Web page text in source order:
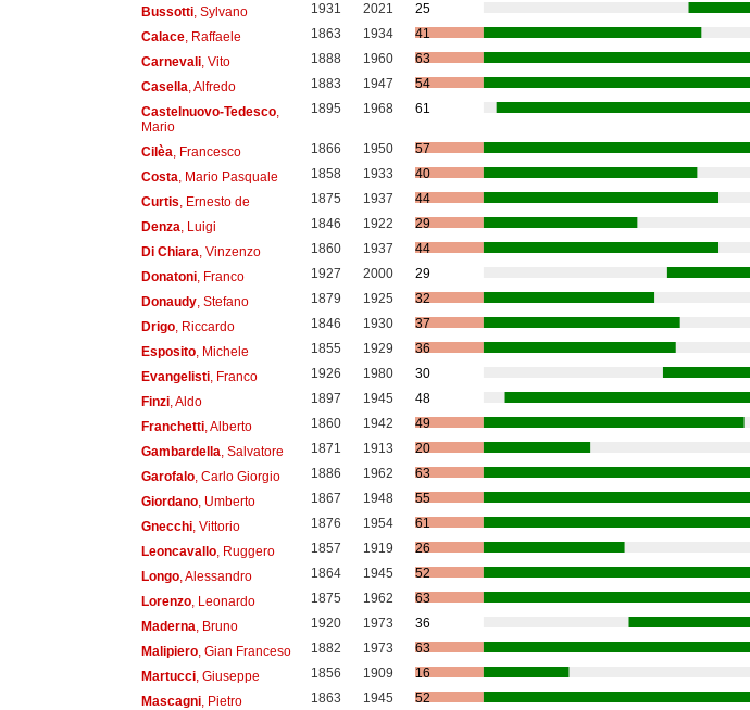
Bussotti, Sylvano 1931 2021
25
Calace, Raffaele 1863 1934
41
Carnevali, Vito 1888 1960
63
Casella , Alfredo 1883 1947
54
Castelnuovo-Tedesco,
Mario
1895 1968 61
Cilèa , Francesco 1866 1950
57
Costa , Mario Pasquale 1858 1933
40
Curtis , Ernesto de 1875 1937
44
Denza , Luigi 1846 1922
29
Di Chiara , Vinzenzo 1860 1937
44
Donatoni, Franco 1927 2000
29
Donaudy, Stefano 1879 1925
32
Drigo, Riccardo 1846 1930
37
Esposito, Michele 1855 1929
36
Evangelisti, Franco 1926 1980
30
Finzi, Aldo 1897 1945
48
Franchetti, Alberto 1860 1942
49
Gambardella , Salvatore 1871 1913
20
Garofalo, Carlo Giorgio 1886 1962
63
Giordano, Umberto 1867 1948
55
Gnecchi, Vittorio 1876 1954
61
Leoncavallo, Ruggero 1857 1919
26
Longo, Alessandro 1864 1945
52
Lorenzo, Leonardo 1875 1962
63
Maderna , Bruno 1920 1973
36
Malipiero, Gian Franceso 1882 1973
63
Martucci, Giuseppe 1856 1909
16
Mascagni, Pietro 1863 1945
52